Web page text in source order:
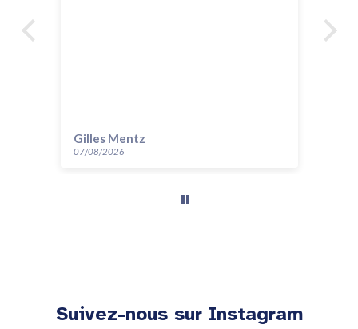
Gilles Mentz
07/08/2026
Suivez-nous sur Instagram